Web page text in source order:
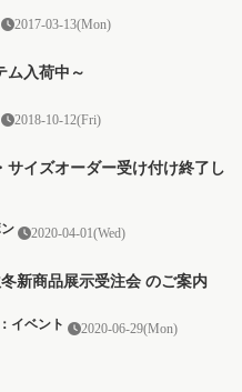
2017-03-13(Mon)
ム入荷中～
2018-10-12(Fri)
サイズオーダー受け付け終了し
2020-04-01(Wed)
新商品展示受注会 のご案内
2020-06-29(Mon)
イベント